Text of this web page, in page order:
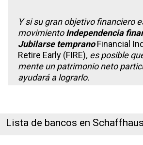
Y si su gran objetivo financiero
movimientoIndependencia
Jubilarse temprano Financial
Retire Early (FIRE), es posible
mente un patrimonio neto
ayudará a lograrlo.
Lista de bancos en